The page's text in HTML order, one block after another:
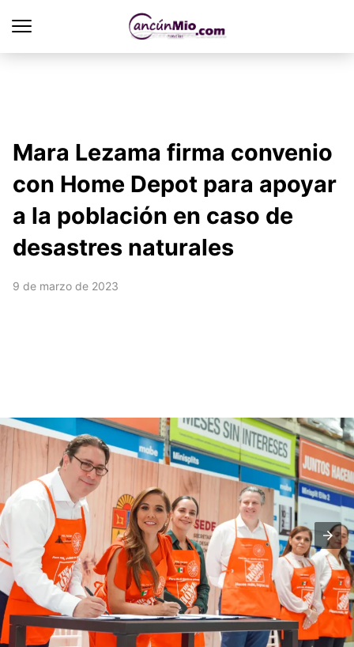
Mara Lezama firma convenio
con Home Depot para apoyar
a la población en caso de
desastres naturales
9 de marzo de 2023